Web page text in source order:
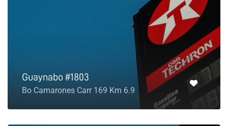
Guaynabo #1803
Bo Camarones Carr 169 Km 6.9